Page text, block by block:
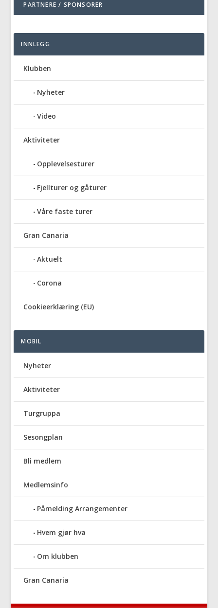
PARTNERE / SPONSORER
INNLEGG
Klubben
Nyheter
Video
Aktiviteter
Opplevelsesturer
Fjellturer og gåturer
Våre faste turer
Gran Canaria
Aktuelt
Corona
Cookieerklæring (EU)
MOBIL
Nyheter
Aktiviteter
Turgruppa
Sesongplan
Bli medlem
Medlemsinfo
Påmelding Arrangementer
Hvem gjør hva
Om klubben
Gran Canaria